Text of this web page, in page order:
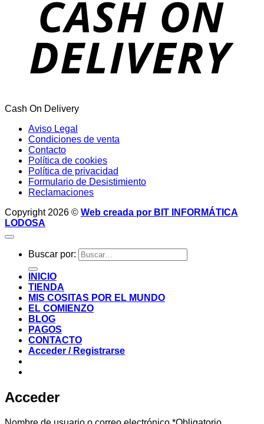
Cash On Delivery
Aviso Legal
Condiciones de venta
Contacto
Política de cookies
Política de privacidad
Formulario de Desistimiento
Reclamaciones
Copyright 2026 © Web creada por BIT INFORMÁTICA
LODOSA
Buscar por:
INICIO
TIENDA
MIS COSITAS POR EL MUNDO
EL COMIENZO
BLOG
PAGOS
CONTACTO
Acceder / Registrarse
Acceder